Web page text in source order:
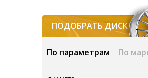
ПОДОБРАТЬ ДИСКИ
По параметрам По